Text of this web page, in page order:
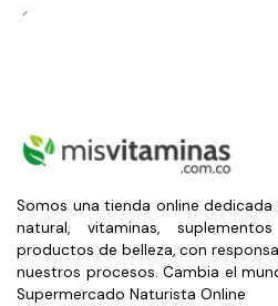
Somos una tienda online
natural, vitaminas,
productos de belleza, con
nuestros procesos. Cambia el
Supermercado Naturista Online